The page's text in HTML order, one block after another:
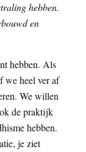
hebben.
en
hebben. Als
we heel ver af
We willen
de praktijk
hebben.
je ziet